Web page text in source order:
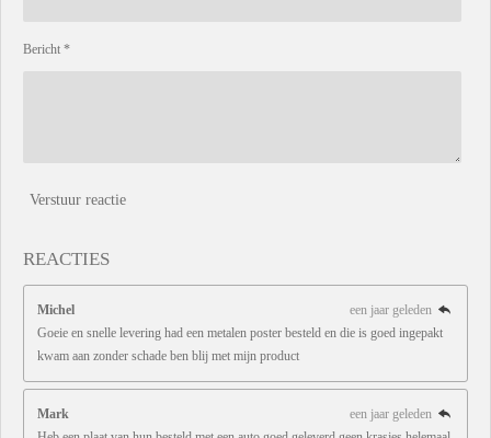
Bericht *
Verstuur reactie
REACTIES
Michel
een jaar geleden
Goeie en snelle levering had een metalen poster besteld en die is goed ingepakt
kwam aan zonder schade ben blij met mijn product
Mark
een jaar geleden